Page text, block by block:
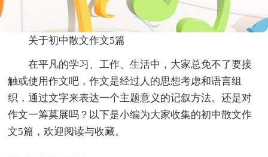
关于初中散文作文5篇
在平凡的学习、工作、生活中，大家总免不了要接
触或使用作文吧，作文是经过人的思想考虑和语言组
织，通过文字来表达一个主题意义的记叙方法。还是对
作文一筹莫展吗？以下是小编为大家收集的初中散文作
文5篇，欢迎阅读与收藏。